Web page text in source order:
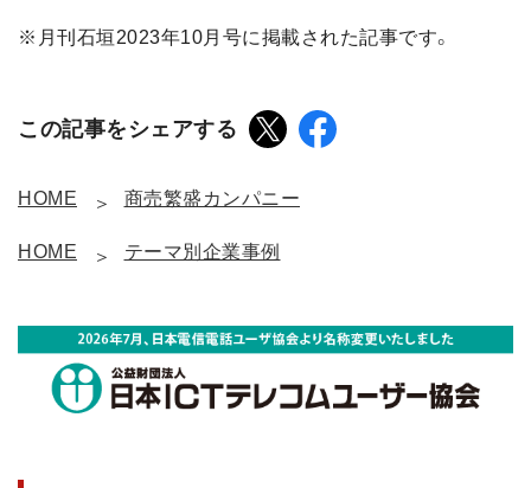
※月刊石垣2023年10月号に掲載された記事です。
この記事をシェアする
HOME 商売繁盛カンパニー
HOME テーマ別企業事例